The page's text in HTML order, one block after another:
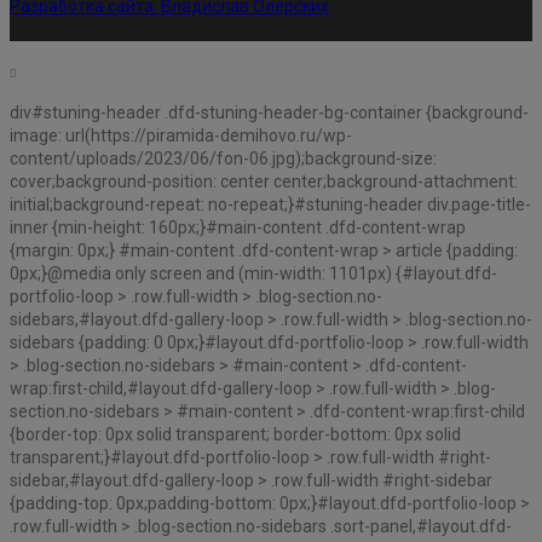
Разработка сайта: Владислав Олерских
div#stuning-header .dfd-stuning-header-bg-container {background-
image: url(https://piramida-demihovo.ru/wp-
content/uploads/2023/06/fon-06.jpg);background-size:
cover;background-position: center center;background-attachment:
initial;background-repeat: no-repeat;}#stuning-header div.page-title-
inner {min-height: 160px;}#main-content .dfd-content-wrap
{margin: 0px;} #main-content .dfd-content-wrap > article {padding:
0px;}@media only screen and (min-width: 1101px) {#layout.dfd-
portfolio-loop > .row.full-width > .blog-section.no-
sidebars,#layout.dfd-gallery-loop > .row.full-width > .blog-section.no-
sidebars {padding: 0 0px;}#layout.dfd-portfolio-loop > .row.full-width
> .blog-section.no-sidebars > #main-content > .dfd-content-
wrap:first-child,#layout.dfd-gallery-loop > .row.full-width > .blog-
section.no-sidebars > #main-content > .dfd-content-wrap:first-child
{border-top: 0px solid transparent; border-bottom: 0px solid
transparent;}#layout.dfd-portfolio-loop > .row.full-width #right-
sidebar,#layout.dfd-gallery-loop > .row.full-width #right-sidebar
{padding-top: 0px;padding-bottom: 0px;}#layout.dfd-portfolio-loop >
.row.full-width > .blog-section.no-sidebars .sort-panel,#layout.dfd-